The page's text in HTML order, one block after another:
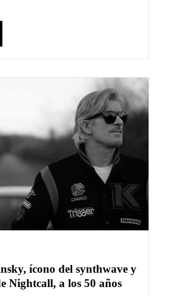
ícono del synthwave y
Nightcall, a los 50 años